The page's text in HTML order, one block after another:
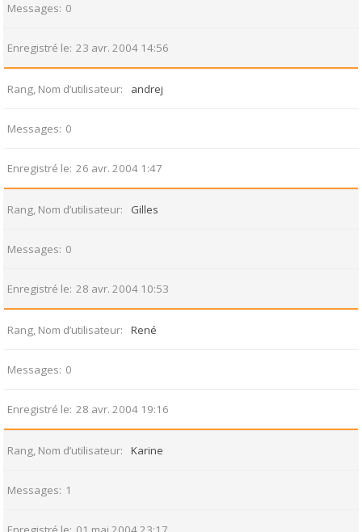
Messages 0
Enregistré le 23 avr. 2004 14:56
Rang, Nom d’utilisateur andrej
Messages 0
Enregistré le 26 avr. 2004 1:47
Rang, Nom d’utilisateur Gilles
Messages 0
Enregistré le 28 avr. 2004 10:53
Rang, Nom d’utilisateur René
Messages 0
Enregistré le 28 avr. 2004 19:16
Rang, Nom d’utilisateur Karine
Messages 1